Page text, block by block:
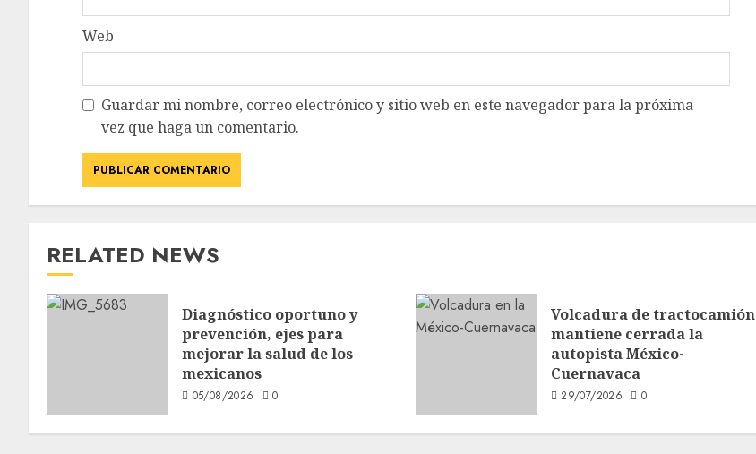
Web
Guardar mi nombre, correo electrónico y sitio web en este navegador para la próxima
vez que haga un comentario.
RELATED NEWS
Diagnóstico oportuno y
prevención, ejes para
mejorar la salud de los
mexicanos
05/08/2026 0
Volcadura de tractocamión
mantiene cerrada la
autopista México-
Cuernavaca
29/07/2026 0